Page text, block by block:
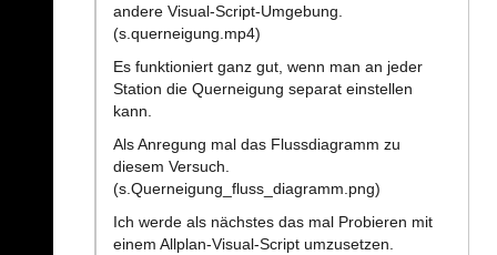
andere Visual-Script-Umgebung.
(s.querneigung.mp4)
Es funktioniert ganz gut, wenn man an jeder
Station die Querneigung separat einstellen
kann.
Als Anregung mal das Flussdiagramm zu
diesem Versuch.
(s.Querneigung_fluss_diagramm.png)
Ich werde als nächstes das mal Probieren mit
einem Allplan-Visual-Script umzusetzen.